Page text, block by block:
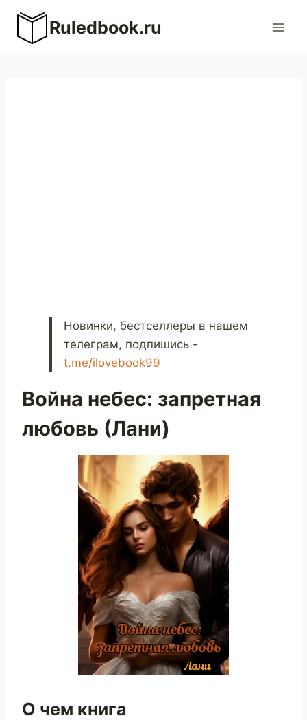
Перейти
содержимому
Ruledbook.ru
Новинки, бестселлеры в нашем
телеграм, подпишись -
t.me/ilovebook99
Война небес: запретная
любовь (Лани)
О чем книга